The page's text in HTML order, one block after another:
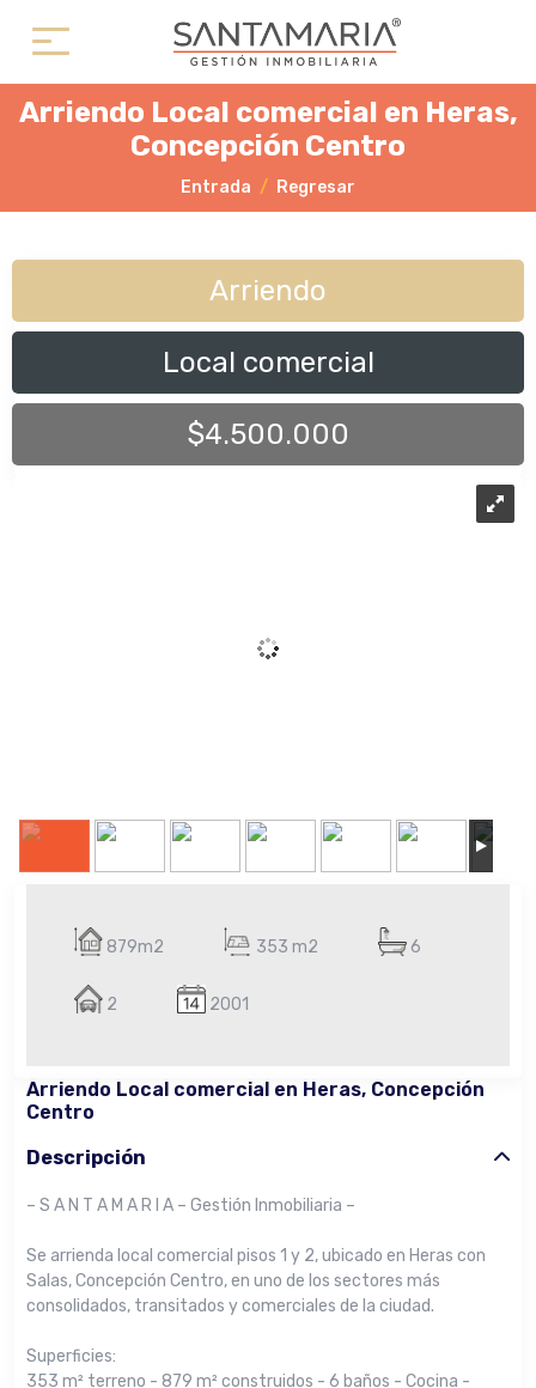
Arriendo Local comercial en Heras,
Concepción Centro
Entrada Regresar
Arriendo
Local comercial
$4.500.000
879m2 353 m2 6
2 2001
Arriendo Local comercial en Heras, Concepción
Centro
Descripción
– S A N T A M A R I A – Gestión Inmobiliaria –
Se arrienda local comercial pisos 1 y 2, ubicado en Heras con
Salas, Concepción Centro, en uno de los sectores más
consolidados, transitados y comerciales de la ciudad.
Superficies:
353 m² terreno - 879 m² construidos - 6 baños - Cocina -